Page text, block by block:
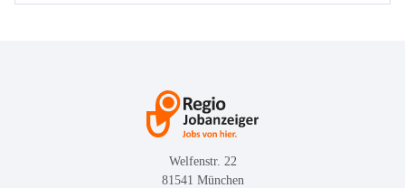
Welfenstr. 22
81541 München